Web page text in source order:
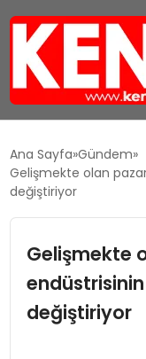
GÜNDEM
EĞITIM
TEKNOLOJI
Ana Sayfa Gündem
Gelişmekte olan
değiştiriyor
Gelişmekte
endüstrisinin
değiştiriyor